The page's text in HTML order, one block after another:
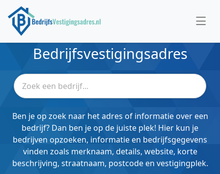
Bedrijfsvestigingsadres
Ben je op zoek naar het adres of informatie over een
bedrijf? Dan ben je op de juiste plek! Hier kun je
bedrijven opzoeken, informatie en bedrijfsgegevens
vinden zoals merknaam, details, website, korte
beschrijving, straatnaam, postcode en vestigingplek.